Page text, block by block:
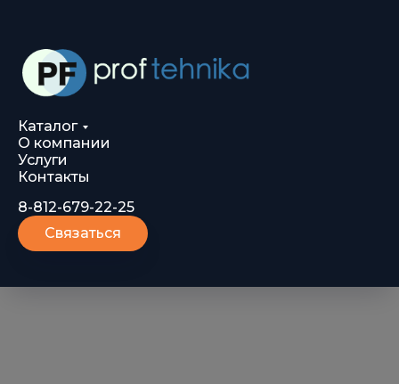
Каталог
О компании
Услуги
Контакты
8-812-679-22-25
Связаться